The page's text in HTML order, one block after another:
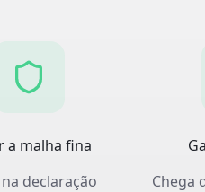
a malha fina
declaração
Chega